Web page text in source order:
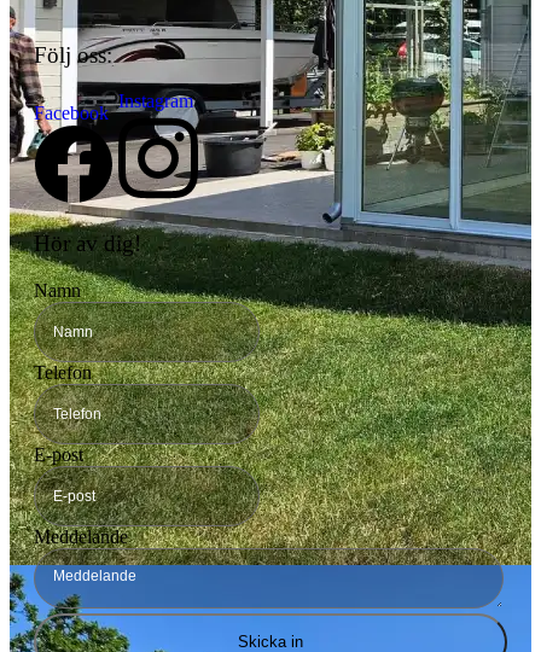
Följ oss:
Facebook
Instagram
Hör av dig!
Namn
Telefon
E-post
Meddelande